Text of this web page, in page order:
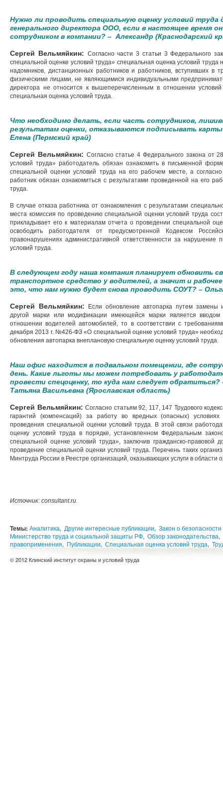
Нужно ли проводить специальную оценку условий труда
генерального директора ООО, если в настоящее время
сотрудником в компании? – Александр (Краснодарский
Сергей Вельмяйкин: Согласно части 3 статьи 3 Федерального
специальной оценке условий труда» специальная оценка условий
надомников, дистанционных работников и работников, вступивших в
физическими лицами, не являющимися индивидуальными
директора не относится к вышеперечисленным в отношении
специальная оценка условий труда.
Что необходимо делать, если часть сотрудников,
результатам оценки, отказываются подписывать
Елена (Пермский край)
Сергей Вельмяйкин: Согласно статье 4 Федерального закона от
условий труда» работодатель обязан ознакомить в письменной
специальной оценки условий труда на его рабочем месте, а
работник обязан ознакомиться с результатами проведенной на его
труда.
В случае отказа работника от ознакомления с результатами
места комиссия по проведению специальной оценки условий труда
прикладывает его к материалам отчета о проведении специальной
освободить работодателя от предусмотренной Кодексом
правонарушениях административной ответственности за нарушение
условий труда.
В следующем году наша компания планирует обновить
транспортное средство у водителей, а значит и
это, что нам нужно будет снова проводить СОУТ? –
Сергей Вельмяйкин:
Если обновление автопарка путем
другой марки или модификации имеющейся марки является
отношении водителей автомобилей, то в соответствии с
декабря 2013 г. №426-ФЗ «О специальной оценке условий труда»
обновления автопарка внеплановую специальную оценку условий труда.
Наш офис находится в подвальном помещении, где
день. Какие льготы мы можем потребовать у
провести спецоценку, то куда нам следует обратиться?
Татьяна Васильевна (Ярославская область)
Сергей Вельмяйкин:Согласно статьям 92, 117, 147 Трудового
гарантий (компенсаций) за работу во вредных (опасных) условиях
проведения специальной оценки условий труда. В этой связи
оценку условий труда в порядке, установленном Федеральным
специальной оценке условий труда», заключив гражданско-правовой
проведение специальной оценки условий труда. Перечень таких
Минтруда России в Реестре организаций, оказывающих услуги в области
Источник: consultant.ru.
Темы: Аналитика, Другие интересные публикации, Закон о безопасности
Министерство труда и социальной защиты РФ, Обзор законодательства,
правоприменения, Публикации, Специальная оценка условий труда,
© 2012 Клинский институт охраны и условий труда